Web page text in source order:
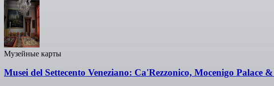
Музейные карты
Musei del Settecento Veneziano: Ca'Rezzonico, Mocenigo Palace